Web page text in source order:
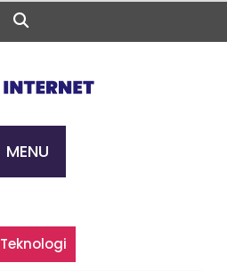
MENU
Teknologi